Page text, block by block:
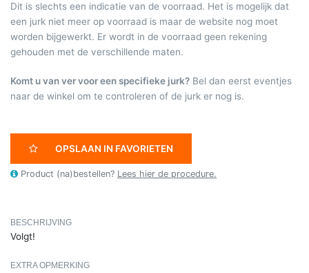
Dit is slechts een indicatie van de voorraad. Het is mogelijk dat
een jurk niet meer op voorraad is maar de website nog moet
worden bijgewerkt. Er wordt in de voorraad geen rekening
gehouden met de verschillende maten.
Komt u van ver voor een specifieke jurk? Bel dan eerst eventjes
naar de winkel om te controleren of de jurk er nog is.
OPSLAAN IN FAVORIETEN
Product (na)bestellen? Lees hier de procedure.
BESCHRIJVING
Volgt!
EXTRA OPMERKING